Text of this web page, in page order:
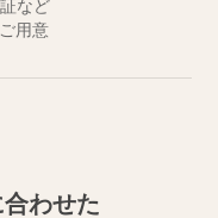
など
用意
わせた